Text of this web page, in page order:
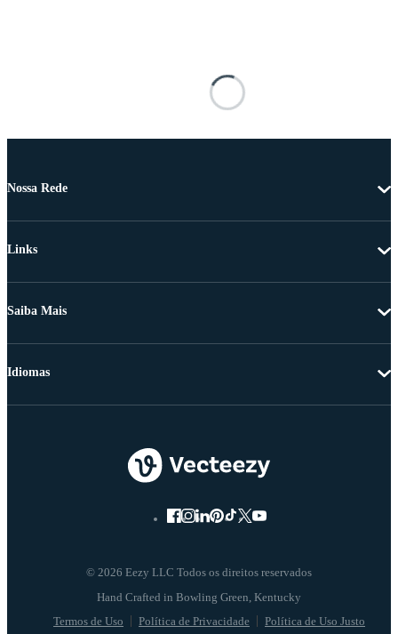
Nossa Rede
Links
Saiba Mais
© 2026 Eezy LLC Todos os direitos reservados
Termos de Uso Política de Privacidade Política de Uso Justo
Idiomas